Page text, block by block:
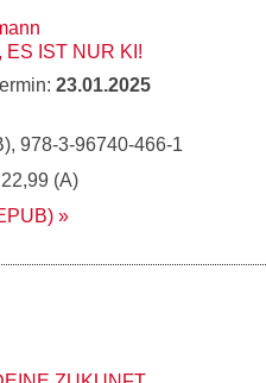
ES IST NUR KI!
23.01.2025
978-3-96740-466-1
22,99 (A)